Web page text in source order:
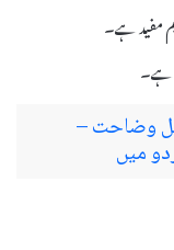
مفید ہے۔
ہے۔
وضاحت –
میں